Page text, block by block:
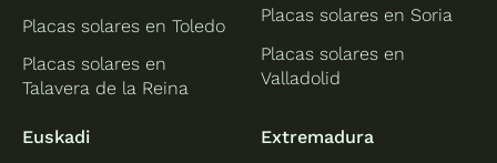
Placas solares en Toledo
Placas solares en
Talavera de la Reina
Placas solares en Soria
Placas solares en
Valladolid
Euskadi
Extremadura